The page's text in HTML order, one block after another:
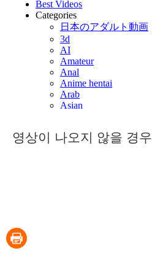
영상이 나오지 않을 경우